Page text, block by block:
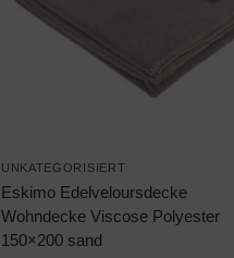
UNKATEGORISIERT
Eskimo Edelveloursdecke
Wohndecke Viscose Polyester
150×200 sand